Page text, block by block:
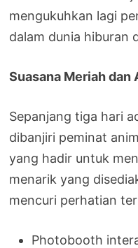
mengukuhkan lagi
dalam dunia hiburan
Suasana Meriah
Sepanjang tiga hari
dibanjiri peminat
yang hadir untuk
menarik yang
mencuri perhatian
Photobooth